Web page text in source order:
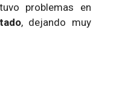
problemas en
, dejando muy